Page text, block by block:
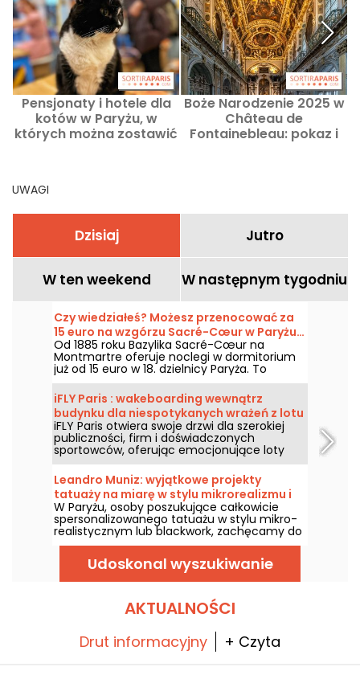
Pensjonaty i hotele dla
kotów w Paryżu, w
których można zostawić
Boże Narodzenie 2025 w
Château de
Fontainebleau: pokaz i
UWAGI
Dzisiaj Jutro
W ten weekend W następnym tygodniu
Czy wiedziałeś? Możesz przenocować za
15 euro na wzgórzu Sacré-Cœur w Paryżu…
pod jednym warunkiem.
Od 1885 roku Bazylika Sacré-Cœur na
Montmartre oferuje noclegi w dormitorium
już od 15 euro w 18. dzielnicy Paryża. To
niezwykłe doświadczenie dostępne przez
cały rok, z wyjątkiem Wielkiego Piątku, ale w
zamian można wziąć udział w godzinnej
modlitwie nocnej — coś, co z pewnością
zostanie w pamięci.
iFLY Paris : wakeboarding wewnątrz
budynku dla niespotykanych wrażeń z lotu
iFLY Paris otwiera swoje drzwi dla szerokiej
publiczności, firm i doświadczonych
sportowców, oferując emocjonujące loty
spadochronowe wewnątrz ogromnej,
szklanej rury. To miejsce, gdzie można
poczuć adrenalinę — bez ryzyka, bez
konieczności wcześniejszego przygotowania,
od 5 do 105 lat! Wznieście się w powietrze!
Leandro Muniz: wyjątkowe projekty
tatuaży na miarę w stylu mikrorealizmu i
blackwork w Paryżu
W Paryżu, osoby poszukujące całkowicie
spersonalizowanego tatuażu w stylu mikro-
realistycznym lub blackwork, zachęcamy do
poznania twórczości Leandro Muniza. Jego
prace opierają się na głębokim zrozumieniu
anatomii ciała oraz nieustannej dbałości o
spójność i przekaz każdego projektu.
Udoskonal wyszukiwanie
AKTUALNOŚCI
Drut informacyjny + Czyta